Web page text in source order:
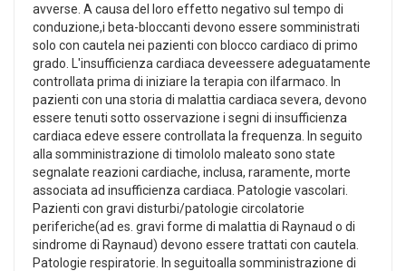
avverse. A causa del loro effetto negativo sul tempo di
conduzione,i beta-bloccanti devono essere somministrati
solo con cautela nei pazienti con blocco cardiaco di primo
grado. L'insufficienza cardiaca deveessere adeguatamente
controllata prima di iniziare la terapia con ilfarmaco. In
pazienti con una storia di malattia cardiaca severa, devono
essere tenuti sotto osservazione i segni di insufficienza
cardiaca edeve essere controllata la frequenza. In seguito
alla somministrazione di timololo maleato sono state
segnalate reazioni cardiache, inclusa, raramente, morte
associata ad insufficienza cardiaca. Patologie vascolari.
Pazienti con gravi disturbi/patologie circolatorie
periferiche(ad es. gravi forme di malattia di Raynaud o di
sindrome di Raynaud) devono essere trattati con cautela.
Patologie respiratorie. In seguitoalla somministrazione di